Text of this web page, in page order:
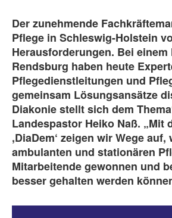
Der zunehmende
Pflege in Schleswig-Holstein
Herausforderungen. Bei einem
Rendsburg haben heute
Pflegedienstleitungen und
gemeinsam Lösungsansätze
Diakonie stellt sich dem
Landespastor Heiko Naß. „Mit
,DiaDem‘ zeigen wir Wege auf,
ambulanten und stationären
Mitarbeitende gewonnen und
besser gehalten werden